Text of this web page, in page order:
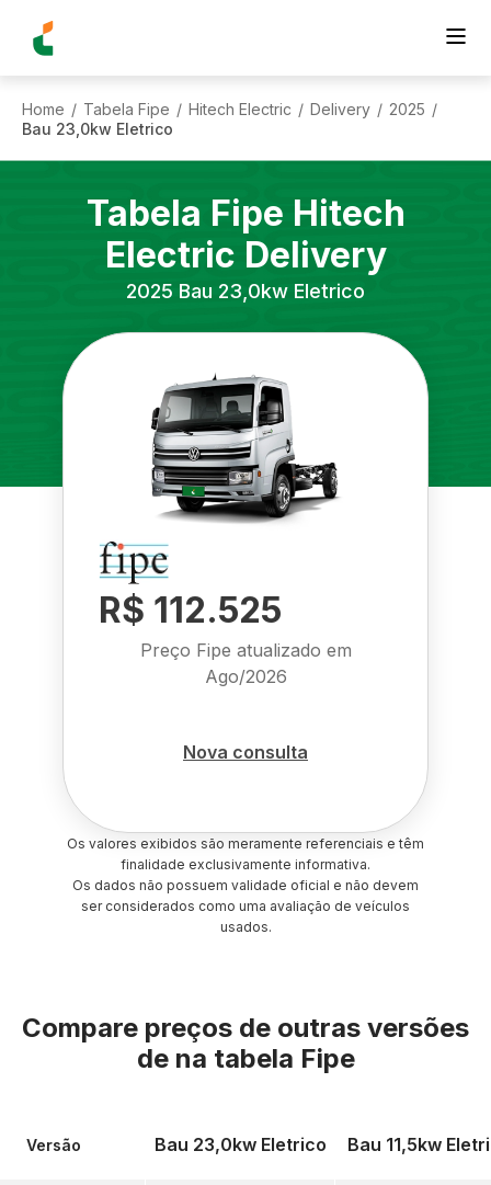
Home / Tabela Fipe / Hitech Electric / Delivery / 2025 /
Bau 23,0kw Eletrico
Tabela Fipe Hitech
Electric Delivery
2025 Bau 23,0kw Eletrico
R$ 112.525
Preço Fipe atualizado em
Ago/2026
Nova consulta
Os valores exibidos são meramente referenciais e têm
finalidade exclusivamente informativa.
Os dados não possuem validade oficial e não devem
ser considerados como uma avaliação de veículos
usados.
Compare preços de outras versões
de na tabela Fipe
Versão Bau 23,0kw Eletrico Bau 11,5kw